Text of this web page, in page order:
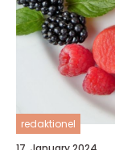
redaktionel